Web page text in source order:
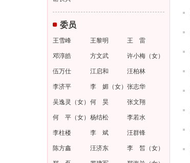
委员
王雪峰 王黎明 王 雷
邓淳皓 方文武 许小梅（女）
伍万仕 江启和 汪柏林
李济平 李 媚（女） 张志华
吴逸灵（女） 何 昊 张文翔
何 平（女） 杨结松 李若水
李柱楼 李 斌 汪群锋
陈方鑫 汪济东 李 皙（女）